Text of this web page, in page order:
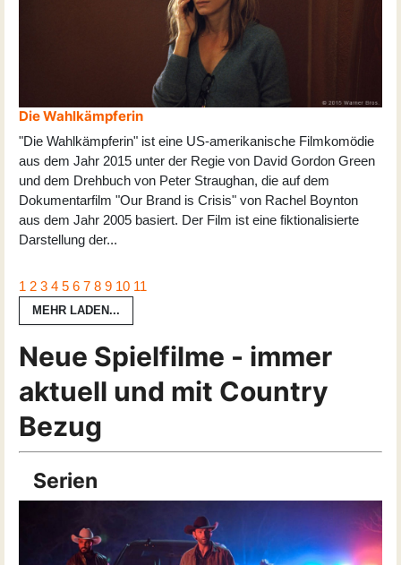
Die Wahlkämpferin
"Die Wahlkämpferin" ist eine US-amerikanische Filmkomödie
aus dem Jahr 2015 unter der Regie von David Gordon Green
und dem Drehbuch von Peter Straughan, die auf dem
Dokumentarfilm "Our Brand is Crisis" von Rachel Boynton
aus dem Jahr 2005 basiert. Der Film ist eine fiktionalisierte
Darstellung der...
1 2 3 4 5 6 7 8 9 10 11
MEHR LADEN...
Neue Spielfilme - immer
aktuell und mit Country
Bezug
Serien